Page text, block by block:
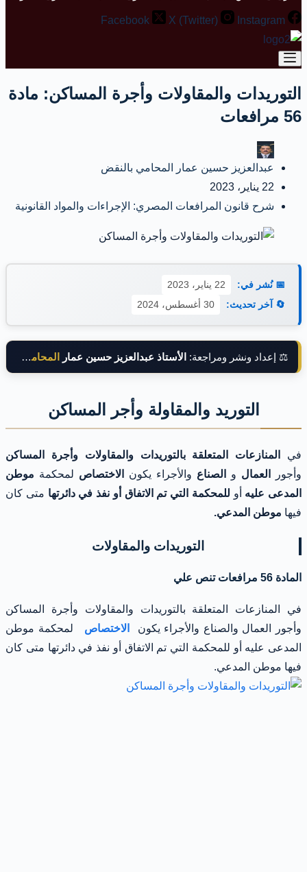
Facebook X (Twitter) Instagram
التوريدات والمقاولات وأجرة المساكن: مادة
56 مرافعات
عبدالعزيز حسين عمار المحامي بالنقض
22 يناير، 2023
شرح قانون المرافعات المصري: الإجراءات والمواد القانونية
📅 نُشر في:
22 يناير، 2023
🔄 آخر تحديث:
30 أغسطس، 2024
⚖️ إعداد ونشر ومراجعة: الأستاذ عبدالعزيز حسين عمار المحامي بالنقض
التوريد والمقاولة وأجر المساكن
في
المنازعات المتعلقة بالتوريدات والمقاولات وأجرة المساكن
وأجور
العمال و الصناع والأجراء يكون الاختصاص لمحكمة موطن
المدعى عليه أو للمحكمة التي تم الاتفاق أو نفذ في دائرتها متى كان
فيها موطن المدعي.
التوريدات والمقاولات
المادة 56 مرافعات تنص علي
في المنازعات المتعلقة بالتوريدات والمقاولات وأجرة المساكن
وأجور العمال والصناع والأجراء يكون
الاختصاص
لمحكمة موطن
المدعى عليه أو للمحكمة التي تم الاتفاق أو نفذ في دائرتها متى كان
فيها موطن المدعي.